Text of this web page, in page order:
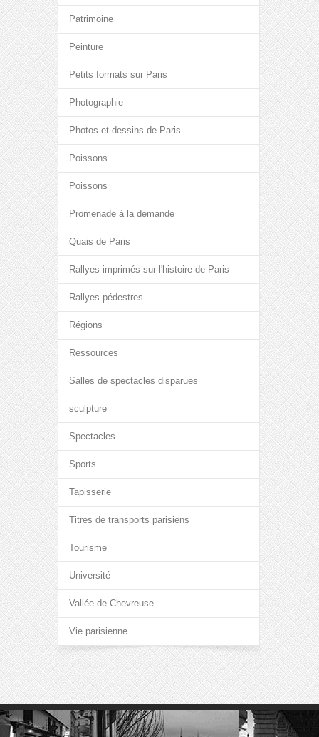
Patrimoine
Peinture
Petits formats sur Paris
Photographie
Photos et dessins de Paris
Poissons
Poissons
Promenade à la demande
Quais de Paris
Rallyes imprimés sur l'histoire de Paris
Rallyes pédestres
Régions
Ressources
Salles de spectacles disparues
sculpture
Spectacles
Sports
Tapisserie
Titres de transports parisiens
Tourisme
Université
Vallée de Chevreuse
Vie parisienne